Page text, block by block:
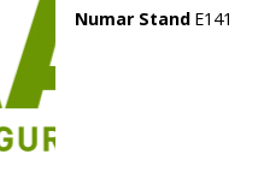
Numar Stand E141